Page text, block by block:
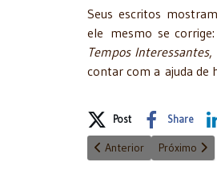
Seus escritos
ele mesmo se
Tempos Interessantes,
contar com a ajuda de
Share on
Post Share
Artigo anterior:
Anterior Próximo
Próximo